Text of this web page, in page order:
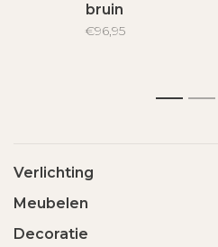
bruin
€96,95
1 2
Verlichting
Meubelen
Decoratie